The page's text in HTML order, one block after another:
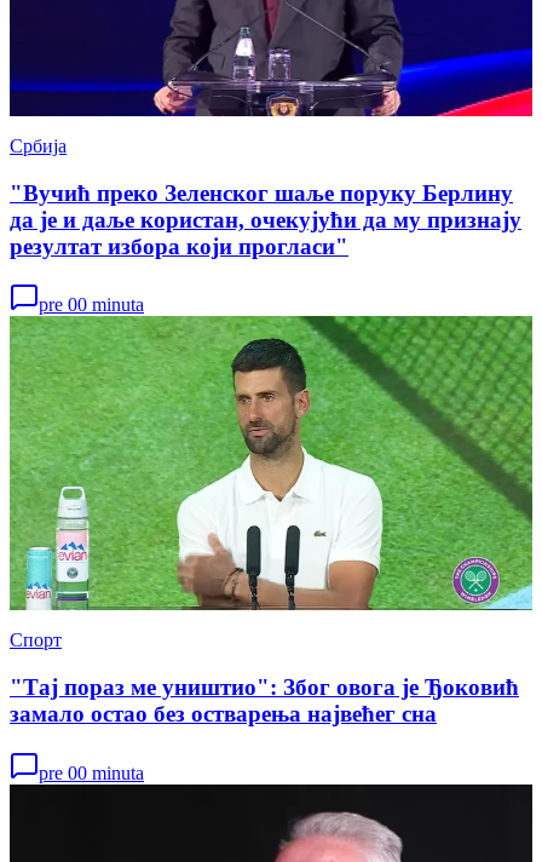
Србија
"Вучић преко Зеленског шаље поруку Берлину
да је и даље користан, очекујући да му признају
резултат избора који прогласи"
pre 00 minuta
Спорт
"Тај пораз ме уништио": Због овога је Ђоковић
замало остао без остварења највећег сна
pre 00 minuta